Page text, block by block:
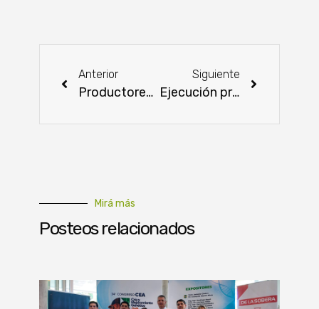
Anterior
Productores indígenas del Chaco se suman al cultivo de cáñamo industrial
Siguiente
Ejecución presupuestaria alcanzó G. 12,3 billones al cierre de marzo
Mirá más
Posteos relacionados